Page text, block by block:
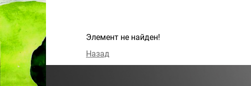
Элемент не найден!
Назад